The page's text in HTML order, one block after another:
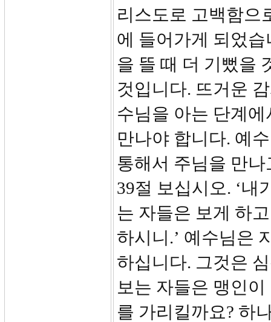
리스도로 고백함으
에 들어가게 되었
을 뜰 때 더 기뻤을
것입니다. 뜨거운
수님을 아는 단계
만나야 합니다. 예
통해서 주님을 만
39절 보십시오. ‘내
는 자들은 보게 하
하시니.’ 예수님은
하십니다. 그것은
보는 자들은 맹인
를 가리킬까요? 하